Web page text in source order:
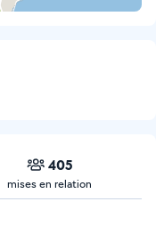
405
mises en relation